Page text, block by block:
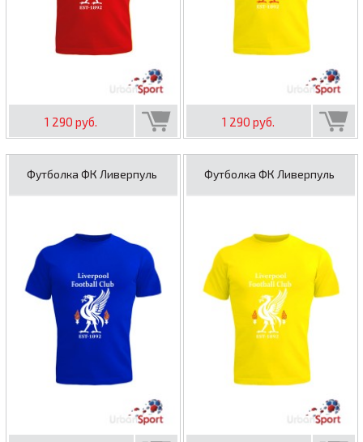
1 290 руб. 1 290 руб.
Футболка ФК Ливерпуль Футболка ФК Ливерпуль